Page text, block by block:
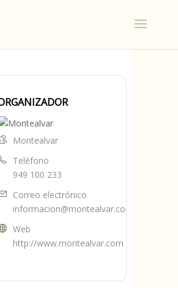
Montealvar
Teléfono
949 100 233
Correo electrónico
informacion@montealvar.com
Web
http://www.montealvar.com